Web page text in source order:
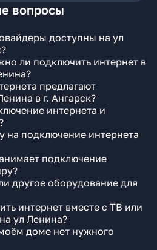
вопросы
доступны на ул
ли подключить интернет в
предлагают
в г. Ангарск?
интернета и
на подключение интернета
подключение
другое оборудование для
интернет вместе с ТВ или
ул Ленина?
доме нет нужного